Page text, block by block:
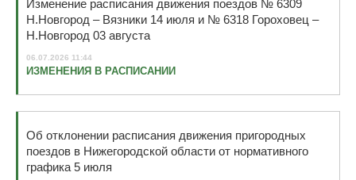
Изменение расписания движения поездов № 6309
Н.Новгород – Вязники 14 июля и № 6318 Гороховец –
Н.Новгород 03 августа
06.07.2026 11:44
ИЗМЕНЕНИЯ В РАСПИСАНИИ
Об отклонении расписания движения пригородных
поездов в Нижегородской области от нормативного
графика 5 июля